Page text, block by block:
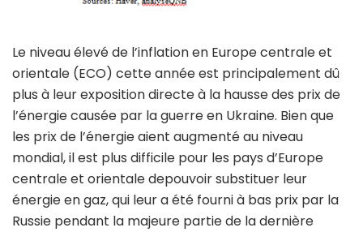
Le niveau élevé de l’inflation en Europe centrale et
orientale (ECO) cette année est principalement dû
plus à leur exposition directe à la hausse des prix de
l’énergie causée par la guerre en Ukraine. Bien que
les prix de l’énergie aient augmenté au niveau
mondial, il est plus difficile pour les pays d’Europe
centrale et orientale depouvoir substituer leur
énergie en gaz, qui leur a été fourni à bas prix par la
Russie pendant la majeure partie de la dernière